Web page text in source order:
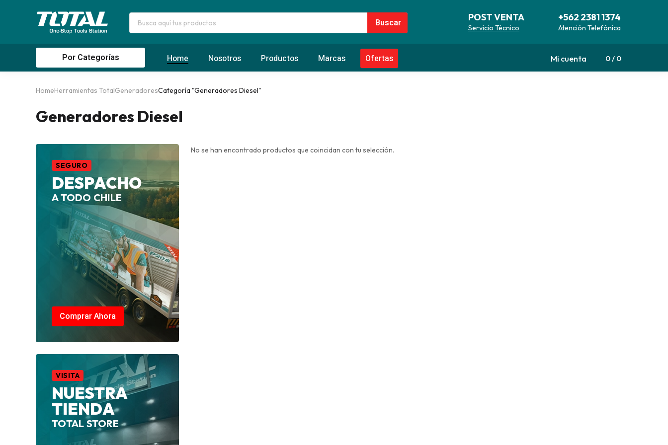
POST VENTA
Servicio Técnico
+562 2381 1374
Atención Telefónica
0 0
Mi cuenta
Por Categorías Home Nosotros Productos Marcas Ofertas
HomeHerramientas TotalGeneradoresCategoría "Generadores Diesel"
Generadores Diesel
SEGURO
DESPACHO
A TODO CHILE
Comprar Ahora
VISITA
NUESTRA
TIENDA
TOTAL STORE
No se han encontrado productos que coincidan con tu selección.